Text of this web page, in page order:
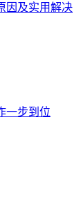
因及实用解决
一步到位